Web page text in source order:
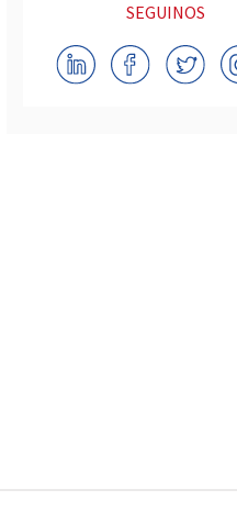
SEGUINOS